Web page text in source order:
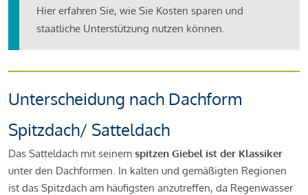
Hier erfahren Sie, wie Sie Kosten sparen und
staatliche Unterstützung nutzen können.
Unterscheidung nach Dachform
Spitzdach/ Satteldach
Das Satteldach mit seinem spitzen Giebel ist der Klassiker
unter den Dachformen. In kalten und gemäßigten Regionen
ist das Spitzdach am häufigsten anzutreffen, da Regenwasser